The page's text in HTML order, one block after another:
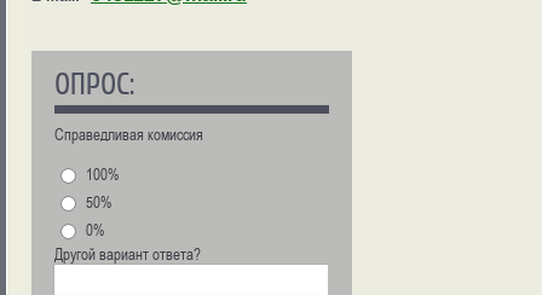
ОПРОС:
Справедливая комиссия
100%
50%
0%
Другой вариант ответа?